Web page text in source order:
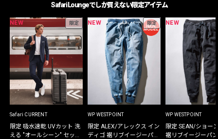
Safari Loungeでしか買えない限定アイテム
NEW 限定
Safari CURRENT
限定 吸水速乾 UVカット 洗
える "オールシーン" セット
NEW 限定
WP WESTPOINT
限定 ALEX/アレックス イン
ディゴ 裾リブイージーパン
NEW
WP WESTPOINT
限定 SEAN/ショー
裾リブイージーパ